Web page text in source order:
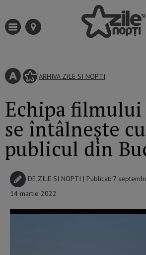
ARHIVA ZILE SI NOPTI
Echipa filmului
se întâlnește cu
publicul din
DE ZILE SI NOPTI | Publicat: 7
14 martie 2022